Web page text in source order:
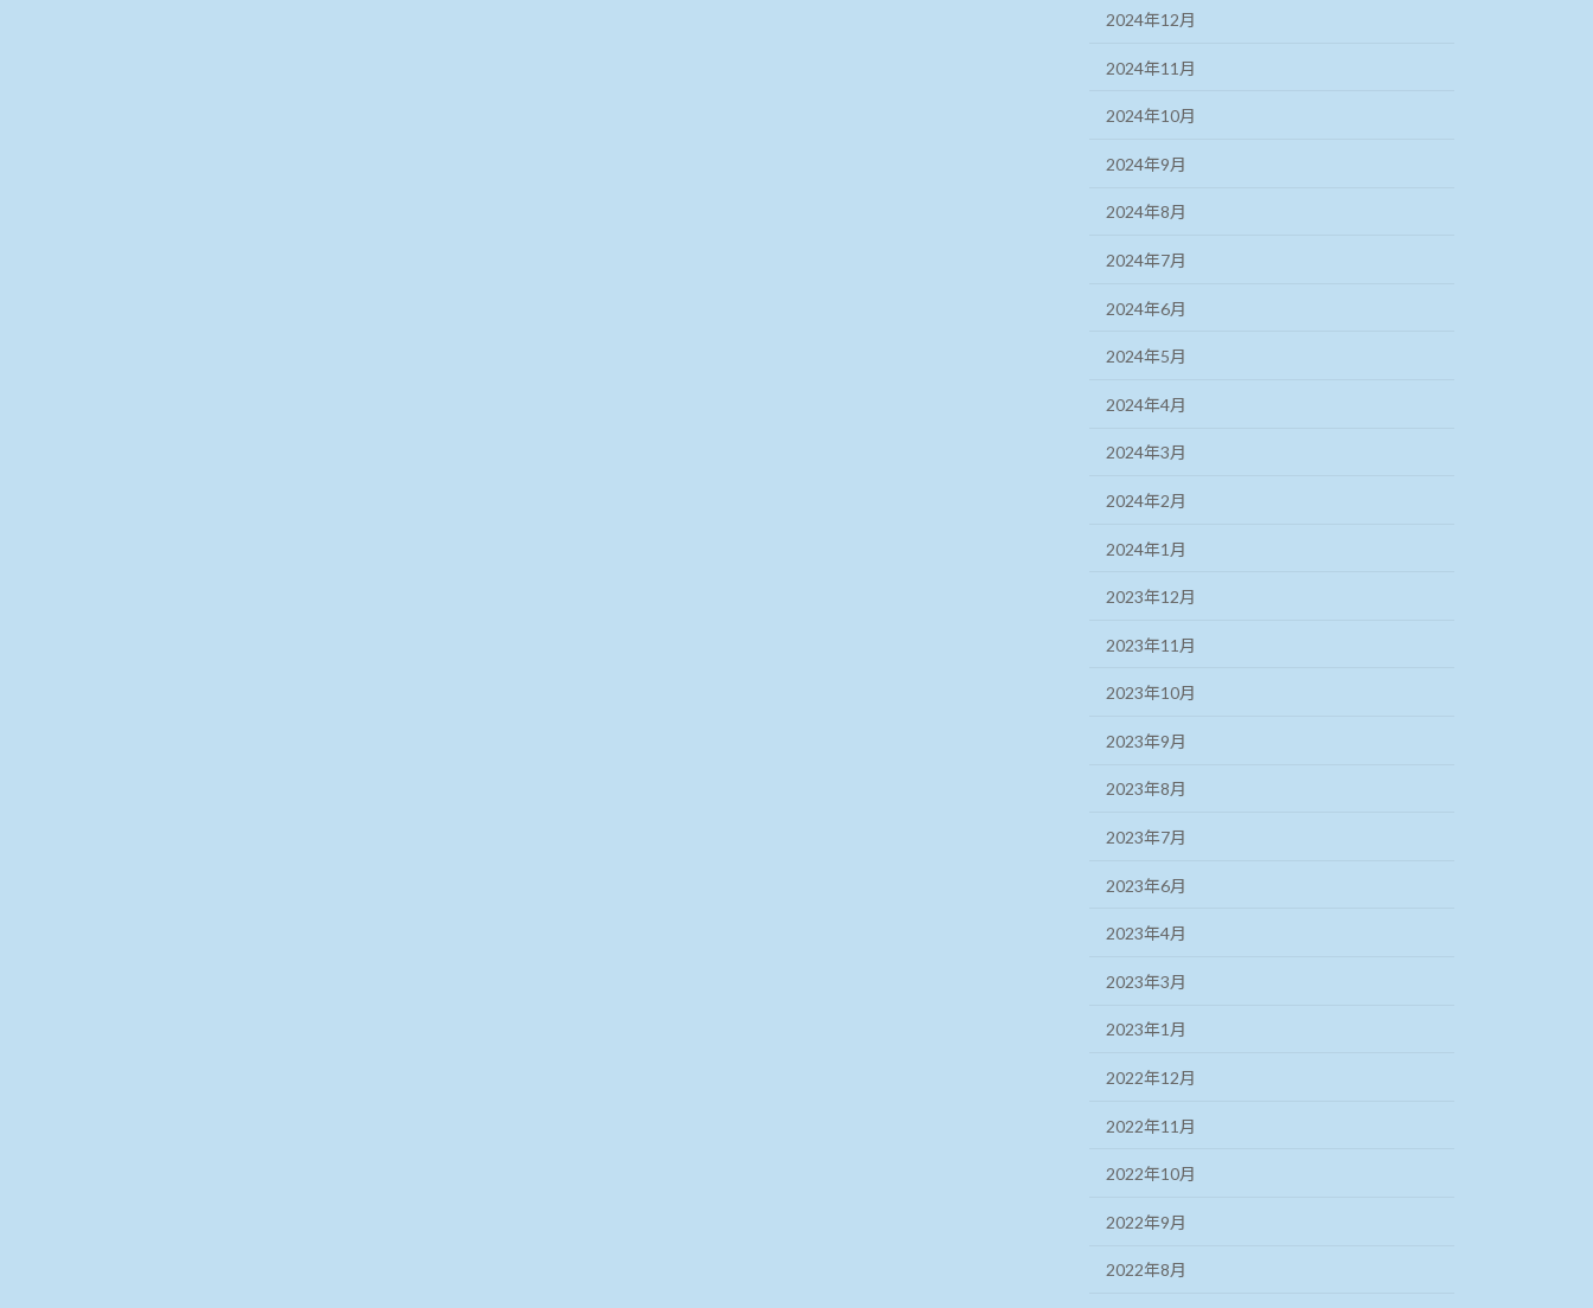
2024年12月
2024年11月
2024年10月
2024年9月
2024年8月
2024年7月
2024年6月
2024年5月
2024年4月
2024年3月
2024年2月
2024年1月
2023年12月
2023年11月
2023年10月
2023年9月
2023年8月
2023年7月
2023年6月
2023年4月
2023年3月
2023年1月
2022年12月
2022年11月
2022年10月
2022年9月
2022年8月